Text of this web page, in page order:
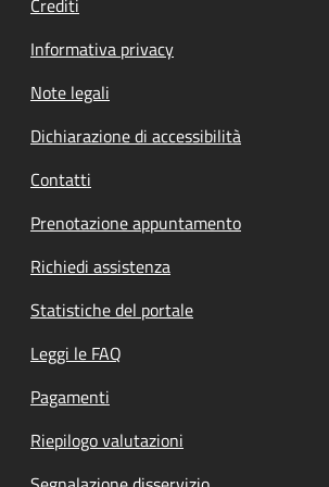
Informativa privacy
Note legali
Dichiarazione di accessibilità
Contatti
Prenotazione appuntamento
Richiedi assistenza
Statistiche del portale
Leggi le FAQ
Pagamenti
Riepilogo valutazioni